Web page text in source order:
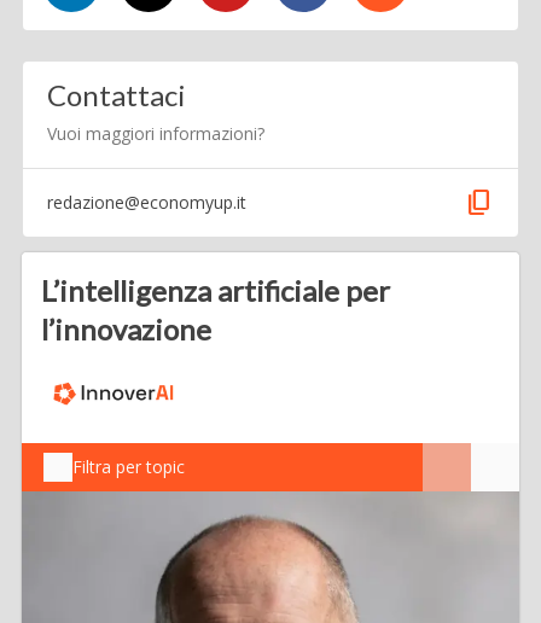
Contattaci
Vuoi maggiori informazioni?
redazione@economyup.it content_copy
L’intelligenza artificiale per
l’innovazione
Filtra per topic